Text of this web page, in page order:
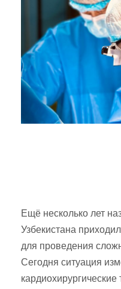
Ещё несколько лет
Узбекистана
для проведения
Сегодня ситуация